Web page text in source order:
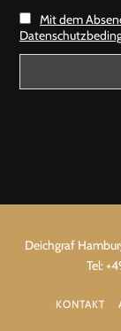
Mit dem
Deichgraf
Tel:
KONTAKT